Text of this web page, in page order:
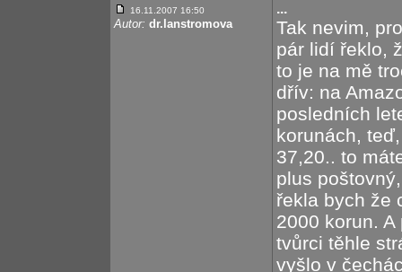
16.11.2007 16:50
Autor: dr.lanstromova
...
Tak nevim,
pár lidí řeklo,
to je na mě
dřív: na
posledních
korunách,
37,20.. to
plus
řekla bych že
2000 korun.
tvůrci těhle
vyšlo v